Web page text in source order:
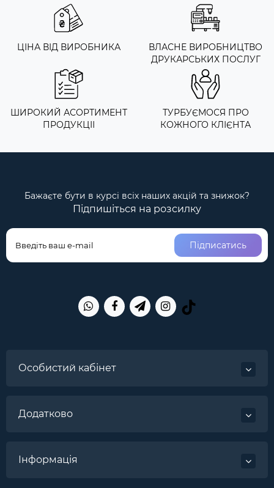
ЦІНА ВІД ВИРОБНИКА
ВЛАСНЕ ВИРОБНИЦТВО
ДРУКАРСЬКИХ ПОСЛУГ
ШИРОКИЙ АСОРТИМЕНТ
ПРОДУКЦІІ
ТУРБУЄМОСЯ ПРО
КОЖНОГО КЛІЄНТА
Бажаєте бути в курсі всіх наших акцій та знижок?
Підпишіться на розсилку
Підписатись
Особистий кабінет
Додатково
Інформація